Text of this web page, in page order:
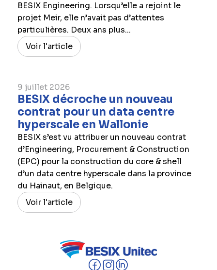
BESIX Engineering. Lorsqu’elle a rejoint le
projet Meir, elle n’avait pas d’attentes
particulières. Deux ans plus...
Voir l'article
9 juillet 2026
BESIX décroche un nouveau
contrat pour un data centre
hyperscale en Wallonie
BESIX s’est vu attribuer un nouveau contrat
d’Engineering, Procurement & Construction
(EPC) pour la construction du core & shell
d’un data centre hyperscale dans la province
du Hainaut, en Belgique.
Voir l'article